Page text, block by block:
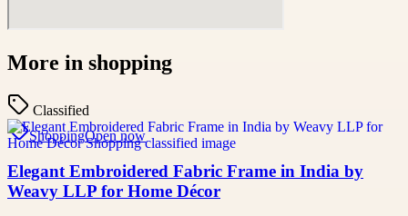
More in shopping
Classified
ShoppingOpen now
Elegant Embroidered Fabric Frame in India by
Weavy LLP for Home Décor